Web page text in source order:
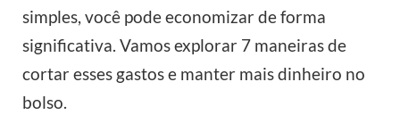
simples, você pode economizar de forma
significativa. Vamos explorar 7 maneiras de
cortar esses gastos e manter mais dinheiro no
bolso.